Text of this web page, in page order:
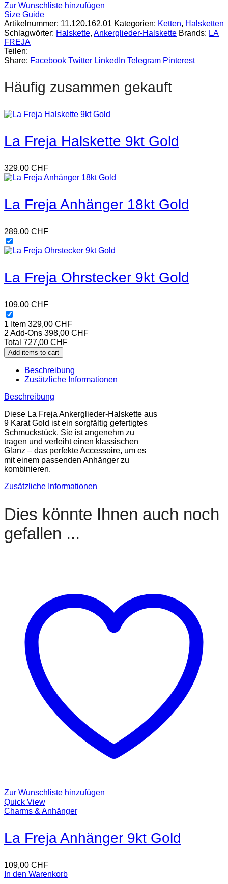
Zur Wunschliste hinzufügen
Size Guide
Artikelnummer: 11.120.162.01 Kategorien: Ketten, Halsketten
Schlagwörter: Halskette, Ankerglieder-Halskette Brands: LA
FREJA
Teilen:
Share: Facebook Twitter LinkedIn Telegram Pinterest
Häufig zusammen gekauft
La Freja Halskette 9kt Gold
329,00 CHF
La Freja Anhänger 18kt Gold
289,00 CHF
La Freja Ohrstecker 9kt Gold
109,00 CHF
1 Item 329,00 CHF
2 Add-Ons 398,00 CHF
Total 727,00 CHF
Add items to cart
Beschreibung
Zusätzliche Informationen
Beschreibung
Diese La Freja Ankerglieder-Halskette aus
9 Karat Gold ist ein sorgfältig gefertigtes
Schmuckstück. Sie ist angenehm zu
tragen und verleiht einen klassischen
Glanz – das perfekte Accessoire, um es
mit einem passenden Anhänger zu
kombinieren.
Zusätzliche Informationen
Dies könnte Ihnen auch noch
gefallen ...
Zur Wunschliste hinzufügen
Quick View
Charms & Anhänger
La Freja Anhänger 9kt Gold
109,00 CHF
In den Warenkorb